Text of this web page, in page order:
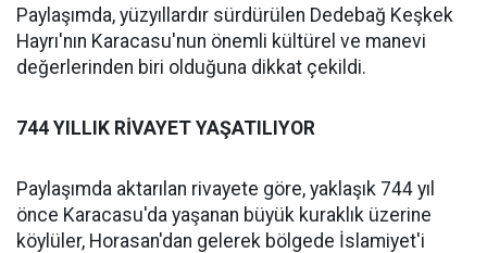
Paylaşımda, yüzyıllardır sürdürülen Dedebağ Keşkek
Hayrı'nın Karacasu'nun önemli kültürel ve manevi
değerlerinden biri olduğuna dikkat çekildi.
744 YILLIK RİVAYET YAŞATILIYOR
Paylaşımda aktarılan rivayete göre, yaklaşık 744 yıl
önce Karacasu'da yaşanan büyük kuraklık üzerine
köylüler, Horasan'dan gelerek bölgede İslamiyet'i